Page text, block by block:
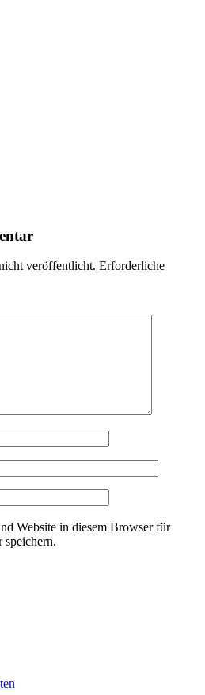
veröffentlicht. Erforderliche
Website in diesem Browser für
speichern.